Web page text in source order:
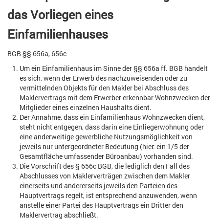
das Vorliegen eines
Einfamilienhauses
BGB §§ 656a, 656c
Um ein Einfamilienhaus im Sinne der §§ 656a ff. BGB handelt
es sich, wenn der Erwerb des nachzuweisenden oder zu
vermittelnden Objekts für den Makler bei Abschluss des
Maklervertrags mit dem Erwerber erkennbar Wohnzwecken der
Mitglieder eines einzelnen Haushalts dient.
Der Annahme, dass ein Einfamilienhaus Wohnzwecken dient,
steht nicht entgegen, dass darin eine Einliegerwohnung oder
eine anderweitige gewerbliche Nutzungsmöglichkeit von
jeweils nur untergeordneter Bedeutung (hier: ein 1/5 der
Gesamtfläche umfassender Büroanbau) vorhanden sind.
Die Vorschrift des § 656c BGB, die lediglich den Fall des
Abschlusses von Maklerverträgen zwischen dem Makler
einerseits und andererseits jeweils den Parteien des
Hauptvertrags regelt, ist entsprechend anzuwenden, wenn
anstelle einer Partei des Hauptvertrags ein Dritter den
Maklervertrag abschließt.